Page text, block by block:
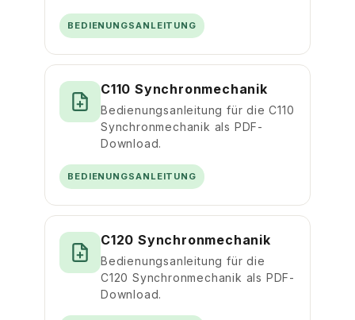
BEDIENUNGSANLEITUNG
C110 Synchronmechanik
Bedienungsanleitung für die C110
Synchronmechanik als PDF-
Download.
BEDIENUNGSANLEITUNG
C120 Synchronmechanik
Bedienungsanleitung für die
C120 Synchronmechanik als PDF-
Download.